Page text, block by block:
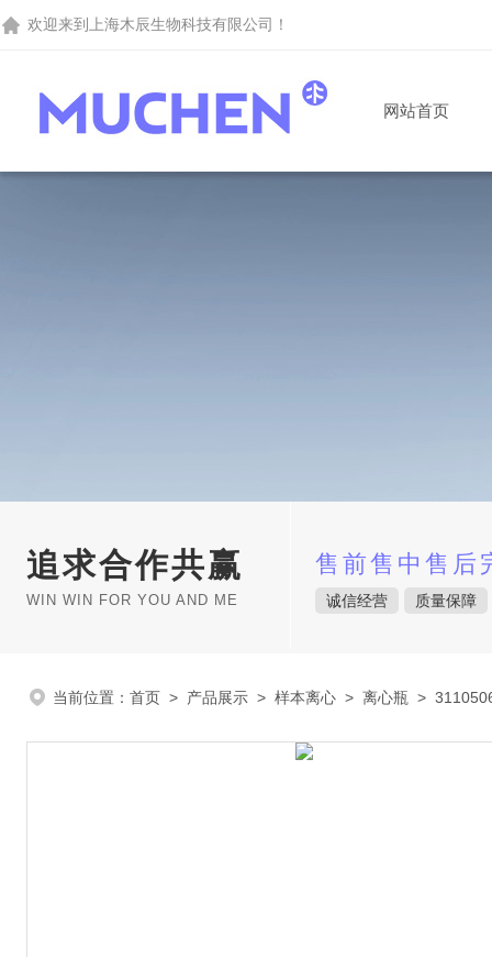
欢迎来到 上海木辰生物科技有限公司 ！
网站首页
追求合作共赢
WIN WIN FOR YOU AND ME
售前售中售后
诚信经营 质量保障
当前位置： 首页 > 产品展示 > 样本离心 > 离心瓶 >